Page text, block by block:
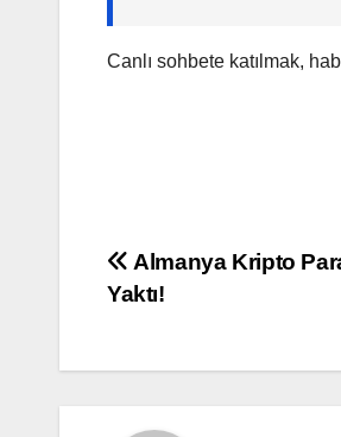
Canlı sohbete katılmak,
Yazı
Almanya Kripto
Yaktı!